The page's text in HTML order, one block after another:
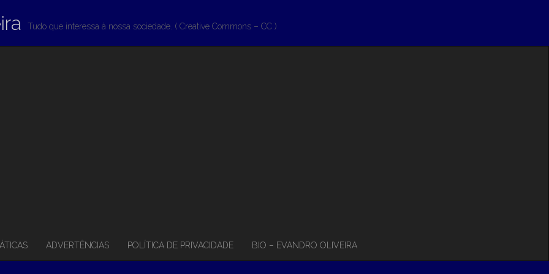
Tudo que interessa à nossa sociedade. ( Creative Commons – CC )
ADVERTÊNCIAS POLÍTICA DE PRIVACIDADE BIO – EVANDRO OLIVEIRA